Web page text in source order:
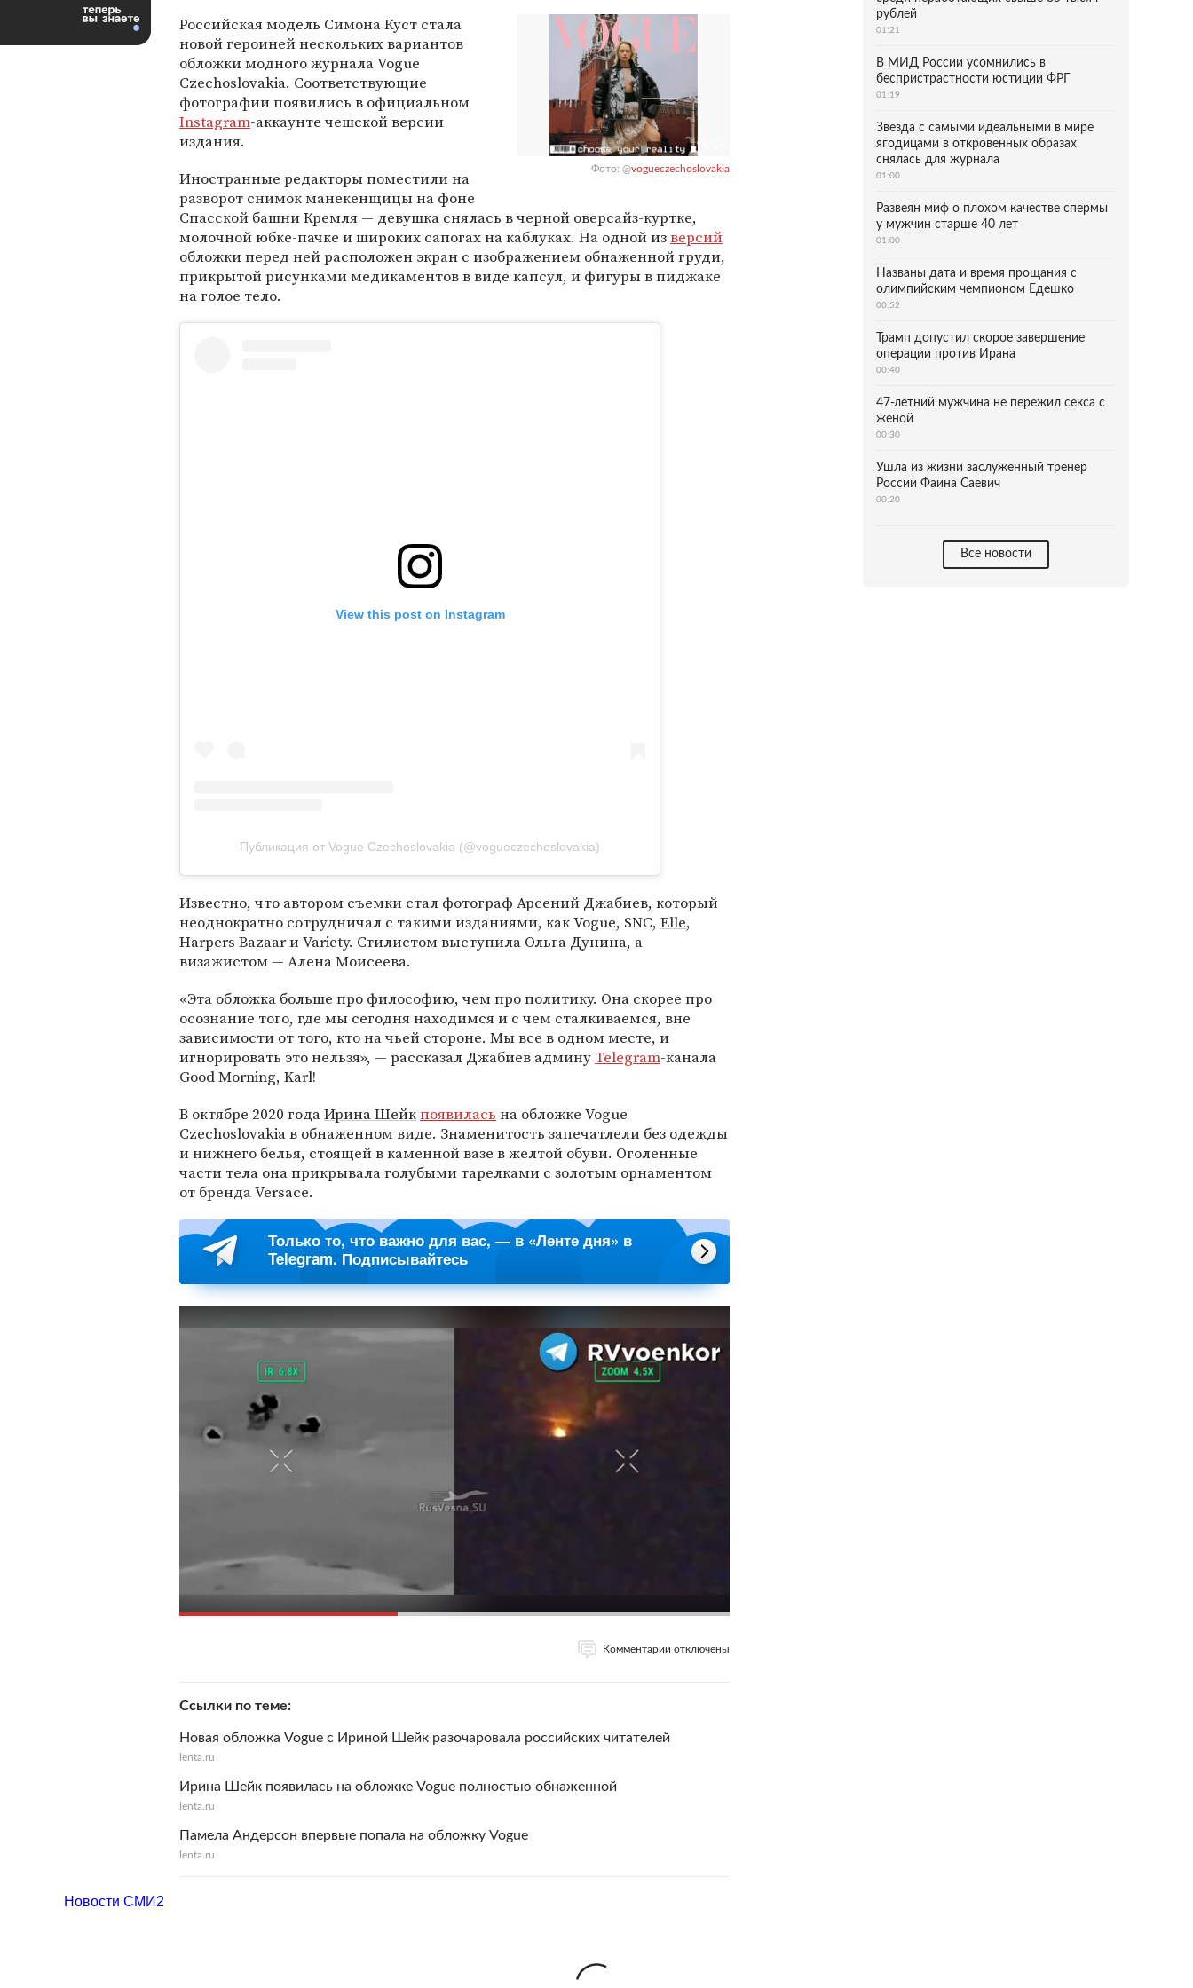
Фото: @vogueczechoslovakia
Российская модель Симона Куст стала
новой героиней нескольких вариантов
обложки модного журнала Vogue
Czechoslovakia. Соответствующие
фотографии появились в официальном
Instagram-аккаунте чешской версии
издания.
Иностранные редакторы поместили на
разворот снимок манекенщицы на фоне
Спасской башни Кремля — девушка снялась в черной оверсайз-куртке,
молочной юбке-пачке и широких сапогах на каблуках. На одной изверсий
обложки перед ней расположен экран с изображением обнаженной груди,
прикрытой рисунками медикаментов в виде капсул, и фигуры в пиджаке
на голое тело.
View this post on Instagram
Публикация от Vogue Czechoslovakia (@vogueczechoslovakia)
Известно, что автором съемки стал фотограф Арсений Джабиев, который
неоднократно сотрудничал с такими изданиями, как Vogue, SNC, Elle,
Harpers Bazaar и Variety. Стилистом выступила Ольга Дунина, а
визажистом — Алена Моисеева.
«Эта обложка больше про философию, чем про политику. Она скорее про
осознание того, где мы сегодня находимся и с чем сталкиваемся, вне
зависимости от того, кто на чьей стороне. Мы все в одном месте, и
игнорировать это нельзя», — рассказал Джабиев админу Telegram-канала
Good Morning, Karl!
В октябре 2020 годаИрина Шейкпоявилась на обложке Vogue
Czechoslovakia в обнаженном виде. Знаменитость запечатлели без одежды
и нижнего белья, стоящей в каменной вазе в желтой обуви. Оголенные
части тела она прикрывала голубыми тарелками с золотым орнаментом
от бренда Versace.
Только то, что важно для вас, — в «Ленте дня» в
Telegram. Подписывайтесь
Комментарии отключены
Ссылки по теме
Новая обложка Vogue с Ириной Шейк разочаровала российских читателей
lenta.ru
Ирина Шейк появилась на обложке Vogue полностью обнаженной
lenta.ru
Памела Андерсон впервые попала на обложку Vogue
lenta.ru
рублей
01:21
В МИД России усомнились в
беспристрастности юстиции ФРГ
01:19
Звезда с самыми идеальными в мире
ягодицами в откровенных образах
снялась для журнала
01:00
Развеян миф о плохом качестве спермы
у мужчин старше 40 лет
01:00
Названы дата и время прощания с
олимпийским чемпионом Едешко
00:52
Трамп допустил скорое завершение
операции против Ирана
00:40
47-летний мужчина не пережил секса с
женой
00:30
Ушла из жизни заслуженный тренер
России Фаина Саевич
00:20
Все новости
Новости СМИ2